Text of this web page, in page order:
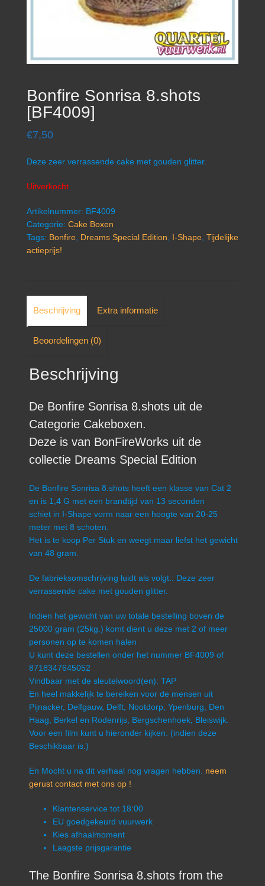
Bonfire Sonrisa 8.shots
[BF4009]
€7,50
Deze zeer verrassende cake met gouden glitter.
Uitverkocht
Artikelnummer: BF4009
Categorie: Cake Boxen
Tags: Bonfire Dreams Special Edition I-Shape Tijdelijke
actieprijs!
Beschrijving Extra informatie
Beoordelingen (0)
Beschrijving
De Bonfire Sonrisa 8.shots uit de
Categorie Cakeboxen.
Deze is van BonFireWorks uit de
collectie Dreams Special Edition
De Bonfire Sonrisa 8.shots heeft een klasse van Cat 2
en is 1,4 G met een brandtijd van 13 seconden
schiet in I-Shape vorm naar een hoogte van 20-25
meter met 8 schoten.
Het is te koop Per Stuk en weegt maar liefst het gewicht
van 48 gram.
De fabrieksomschrijving luidt als volgt.: Deze zeer
verrassende cake met gouden glitter.
Indien het gewicht van uw totale bestelling boven de
25000 gram (25kg.) komt dient u deze met 2 of meer
personen op te komen halen
U kunt deze bestellen onder het nummer BF4009 of
8718347645052
Vindbaar met de sleutelwoord(en): TAP
En heel makkelijk te bereiken voor de mensen uit
Pijnacker, Delfgauw, Delft, Nootdorp, Ypenburg, Den
Haag, Berkel en Rodenrijs, Bergschenhoek, Bleiswijk.
Voor een film kunt u hieronder kijken. (indien deze
Beschikbaar is.)
En Mocht u na dit verhaal nog vragen hebben. neem
gerust contact met ons op !
Klantenservice tot 18:00
EU goedgekeurd vuurwerk
Kies afhaalmoment
Laagste prijsgarantie
The Bonfire Sonrisa 8.shots from the